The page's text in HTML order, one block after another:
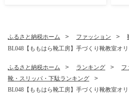
ふるさと納税ホーム ファッション
BL048【ももはら靴工房】手づくり靴教室オ
ふるさと納税ホーム ランキング
フ
靴・スリッパ・下駄ランキング
BL048【ももはら靴工房】手づくり靴教室オ